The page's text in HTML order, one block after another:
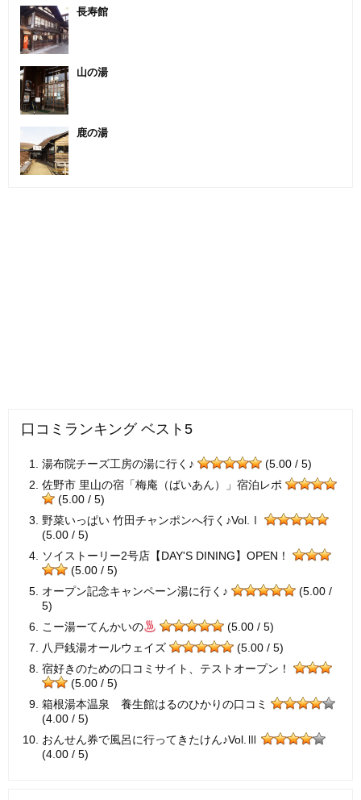
長寿館
山の湯
鹿の湯
口コミランキング ベスト5
湯布院チーズ工房の湯に行く♪
(5.00 / 5)
佐野市 里山の宿「梅庵（ばいあん）」宿泊レポ
(5.00 / 5)
野菜いっぱい 竹田チャンポンへ行く♪Vol.Ⅰ
(5.00 / 5)
ソイストーリー2号店【DAY'S DINING】OPEN！
(5.00 / 5)
オープン記念キャンペーン湯に行く♪
(5.00 /
5)
こー湯ーてんかいの
(5.00 / 5)
八戸銭湯オールウェイズ
(5.00 / 5)
宿好きのための口コミサイト、テストオープン！
(5.00 / 5)
箱根湯本温泉 養生館はるのひかりの口コミ
(4.00 / 5)
おんせん券で風呂に行ってきたけん♪Vol.Ⅲ
(4.00 / 5)